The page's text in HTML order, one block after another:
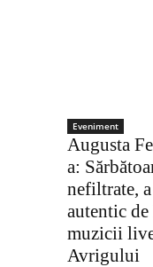
Eveniment
Augusta
a:
nefiltrate,
autentic
muzicii
Avrigului